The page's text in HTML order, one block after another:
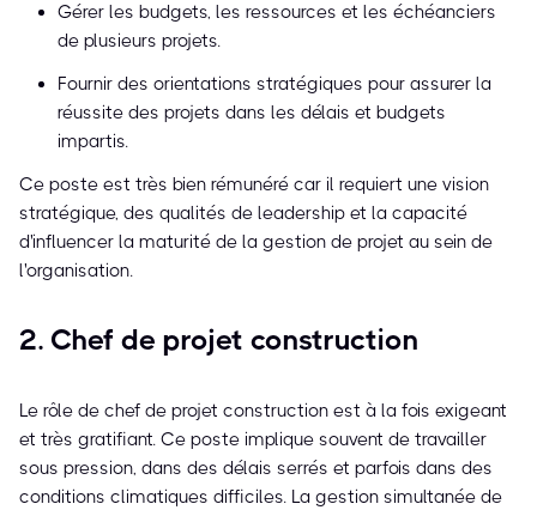
Gérer les budgets, les ressources et les échéanciers
de plusieurs projets.
Fournir des orientations stratégiques pour assurer la
réussite des projets dans les délais et budgets
impartis.
Ce poste est très bien rémunéré car il requiert une vision
stratégique, des qualités de leadership et la capacité
d'influencer la maturité de la gestion de projet au sein de
l'organisation.
2. Chef de projet construction
Le rôle de chef de projet construction est à la fois exigeant
et très gratifiant. Ce poste implique souvent de travailler
sous pression, dans des délais serrés et parfois dans des
conditions climatiques difficiles. La gestion simultanée de